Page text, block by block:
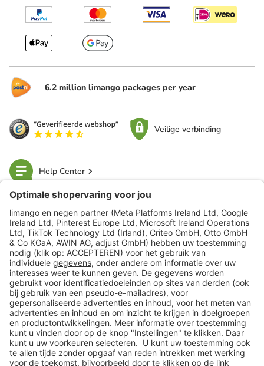
6.2 million limango packages per year
Veilige verbinding
Help Center
limango
Veilig winkelen
Klantenservice
Shop
Acties